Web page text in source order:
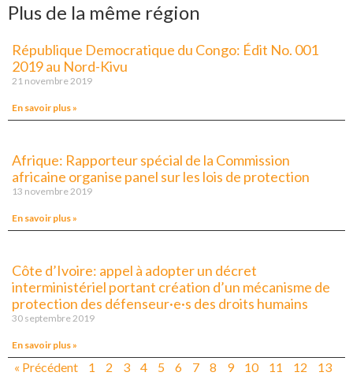
Plus de la même région
République Democratique du Congo: Édit No. 001
2019 au Nord-Kivu
21 novembre 2019
En savoir plus »
Afrique: Rapporteur spécial de la Commission
africaine organise panel sur les lois de protection
13 novembre 2019
En savoir plus »
Côte d’Ivoire: appel à adopter un décret
interministériel portant création d’un mécanisme de
protection des défenseur·e·s des droits humains
30 septembre 2019
En savoir plus »
« Précédent 1 2 3 4 5 6 7 8 9 10 11 12
13